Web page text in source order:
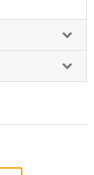
립트를 다운로드